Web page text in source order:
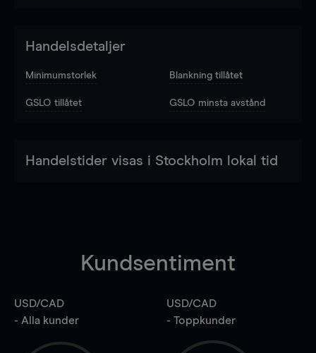
Handelsdetaljer
Minimumstorlek Blankning tillåtet
GSLO tillåtet GSLO minsta avstånd
Handelstider visas i Stockholm lokal tid
Kundsentiment
USD/CAD
- Alla kunder
USD/CAD
- Toppkunder